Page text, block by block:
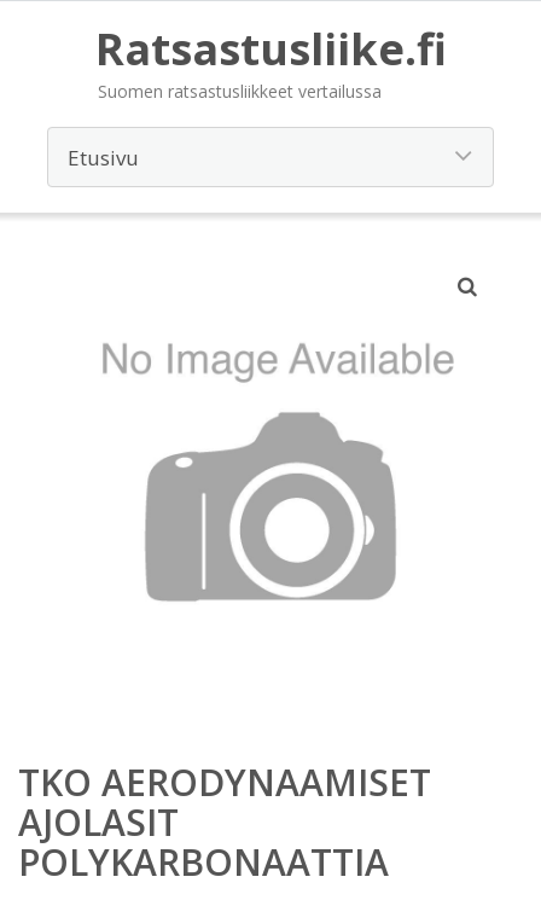
Ratsastusliike.fi
Suomen ratsastusliikkeet vertailussa
TKO AERODYNAAMISET
AJOLASIT
POLYKARBONAATTIA